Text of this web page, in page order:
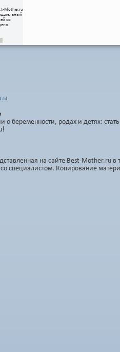
Mother.ru
со
беременности, родах и детях:
на сайте Best-Mother.ru
специалистом. Копирование